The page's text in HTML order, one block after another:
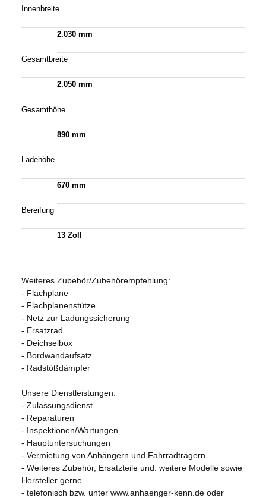
Innenbreite
2.030 mm
Gesamtbreite
2.050 mm
Gesamthöhe
890 mm
Ladehöhe
670 mm
Bereifung
13 Zoll
Weiteres Zubehör/Zubehörempfehlung:
- Flachplane
- Flachplanenstütze
- Netz zur Ladungssicherung
- Ersatzrad
- Deichselbox
- Bordwandaufsatz
- Radstößdämpfer
Unsere Dienstleistungen:
- Zulassungsdienst
- Reparaturen
- Inspektionen/Wartungen
- Hauptuntersuchungen
- Vermietung von Anhängern und Fahrradträgern
- Weiteres Zubehör, Ersatzteile und. weitere Modelle sowie
Hersteller gerne
- telefonisch bzw. unter www.anhaenger-kenn.de oder